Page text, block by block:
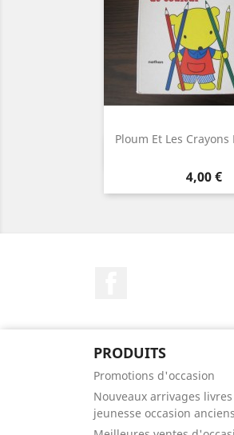
Ploum Et Les
Prix
4,00 €
PRODUITS
Promotions d'occasion
Nouveaux arrivages
jeunesse occasion anciens